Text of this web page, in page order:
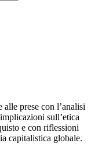
prese con l’analisi
sull’etica
e con riflessioni
capitalistica globale.